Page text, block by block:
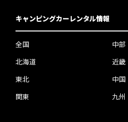
キャンピングカーレンタル情報
全国
北海道
東北
関東
中部
近畿
中国
九州